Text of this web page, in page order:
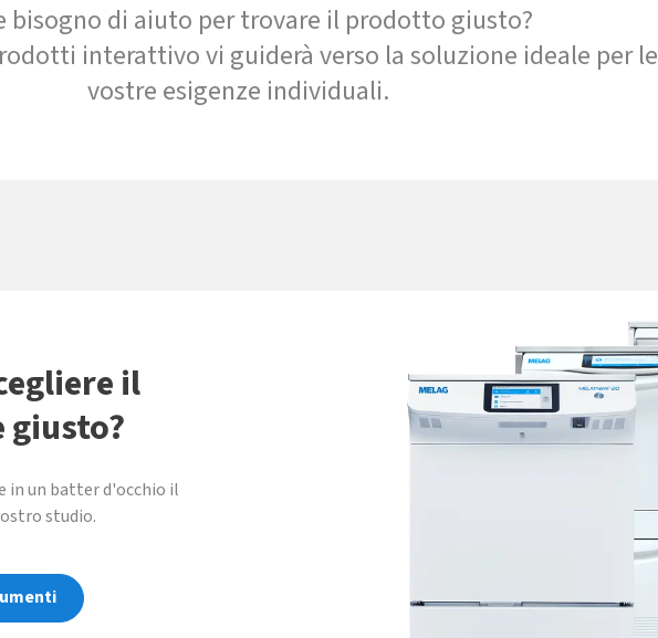
bisogno di aiuto per trovare il prodotto giusto?
interattivo vi guiderà verso la soluzione ideale per le
vostre esigenze individuali.
il
in un batter d'occhio il
studio.